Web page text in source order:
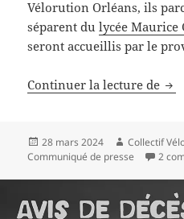
Vélorution Orléans, ils
séparent dulycée Maurice
seront accueillis par le
Continuer la lecture de
Publié
le
28 mars 2024 Auteur
Collectif
Communiqué de presse
2